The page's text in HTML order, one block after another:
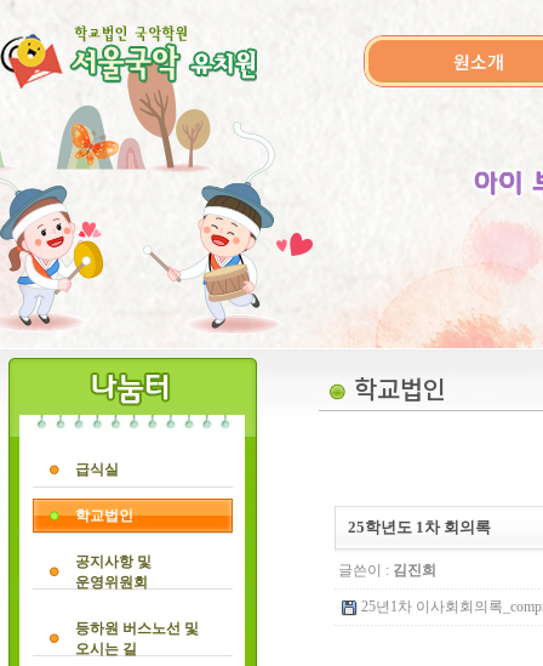
원소개
급식실
학교법인
공지사항 및
운영위원회
등하원 버스노선 및
오시는 길
학교법인
25학년도 1차 회의록
글쓴이 : 김진희
25년1차 이사회회의록